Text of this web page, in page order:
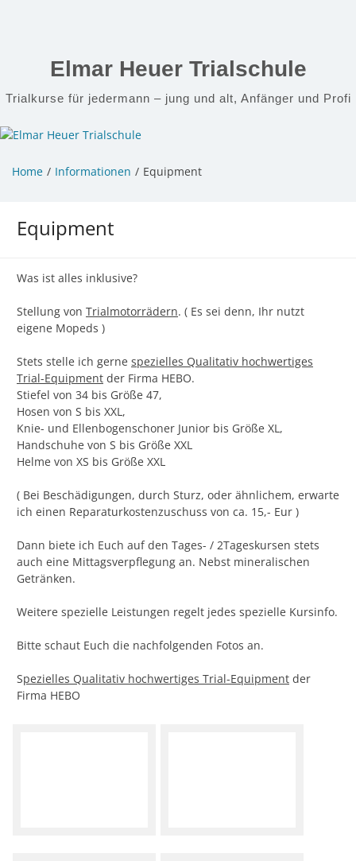
Elmar Heuer Trialschule
Trialkurse für jedermann – jung und alt, Anfänger und Profi
Home Informationen Equipment
Equipment
Was ist alles inklusive?
Stellung von Trialmotorrädern. ( Es sei denn, Ihr nutzt
eigene Mopeds )
Stets stelle ich gerne spezielles Qualitativ hochwertiges
Trial-Equipment der Firma HEBO.
Stiefel von 34 bis Größe 47,
Hosen von S bis XXL,
Knie- und Ellenbogenschoner Junior bis Größe XL,
Handschuhe von S bis Größe XXL
Helme von XS bis Größe XXL
( Bei Beschädigungen, durch Sturz, oder ähnlichem, erwarte
ich einen Reparaturkostenzuschuss von ca. 15,- Eur )
Dann biete ich Euch auf den Tages- / 2Tageskursen stets
auch eine Mittagsverpflegung an. Nebst mineralischen
Getränken.
Weitere spezielle Leistungen regelt jedes spezielle Kursinfo.
Bitte schaut Euch die nachfolgenden Fotos an.
Spezielles Qualitativ hochwertiges Trial-Equipment der
Firma HEBO